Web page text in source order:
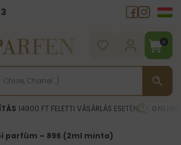
0
14900 FT FELETTI VÁSÁRLÁS ESETÉN
parfüm – 896 (2ml minta)